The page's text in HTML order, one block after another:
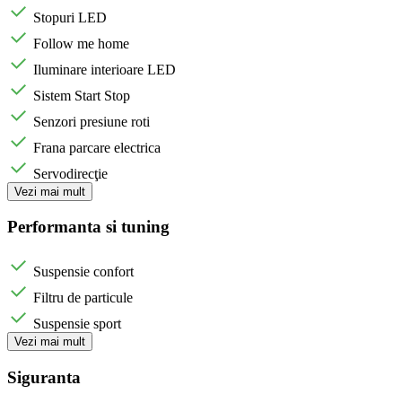
Stopuri LED
Follow me home
Iluminare interioare LED
Sistem Start Stop
Senzori presiune roti
Frana parcare electrica
Servodirecţie
Vezi mai mult
Performanta si tuning
Suspensie confort
Filtru de particule
Suspensie sport
Vezi mai mult
Siguranta